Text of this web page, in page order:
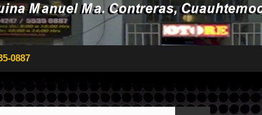
0887